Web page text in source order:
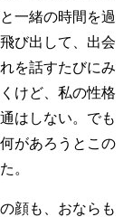
一緒の時間を過
び出して、出会
を話すたびにみ
けど、私の性格
はしない。でも
があろうとこの
。
顔も、おならも